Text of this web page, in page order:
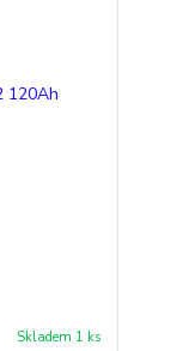
Skladem 1 ks